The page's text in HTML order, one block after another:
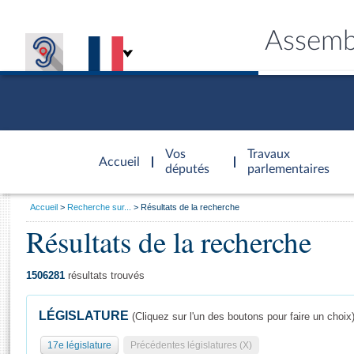
Accueil
d'accueil
Vos
députés
Travaux
parlementaires
Général
Vous
Accueil Recherche sur... Résultats de la recherche
Résultats de la recherche
1506281 résultats trouvés
LÉGISLATURE (Cliquez sur l'un des boutons pour faire un choix)
17e législature Précédentes législatures (X)